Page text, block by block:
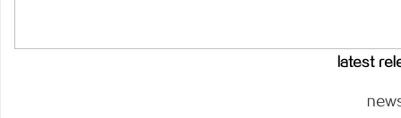
latest